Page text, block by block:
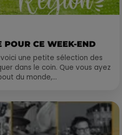
POUR CE WEEK-END
une petite sélection des
dans le coin. Que vous ayez
du monde,...